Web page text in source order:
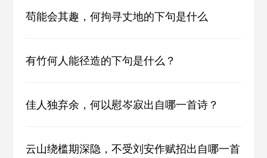
苟能会其趣，何拘寻丈地的下句是什么
有竹何人能径造的下句是什么？
佳人独弃余，何以慰岑寂出自哪一首诗？
云山绕槛期深隐，不受刘安作赋招出自哪一首